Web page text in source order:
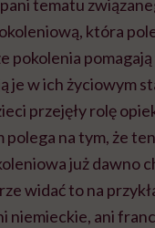
tematu
która
pokolenia
je w ich życiowym
przejęły rolę
polega na tym, że
już dawno
widać to na
niemieckie, ani